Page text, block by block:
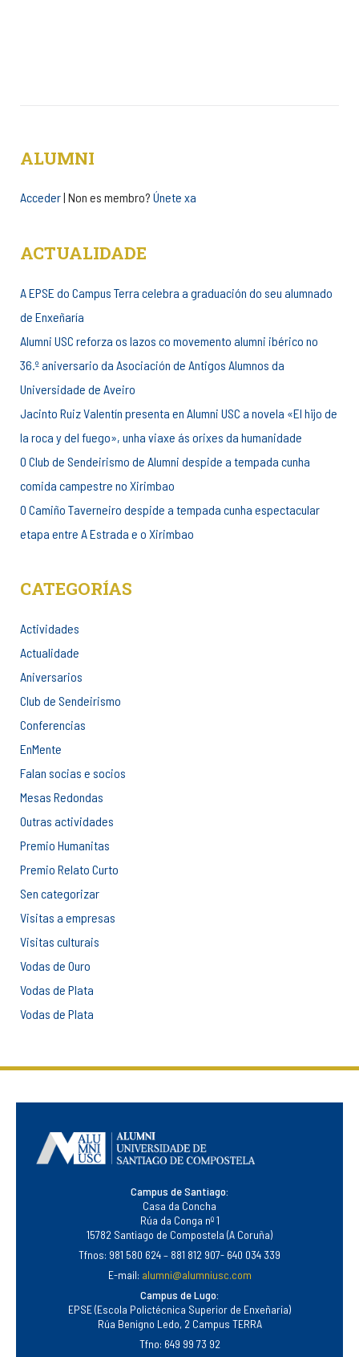
ALUMNI
Acceder| Non es membro? Únete xa
ACTUALIDADE
A EPSE do Campus Terra celebra a graduación do seu alumnado
de Enxeñaría
Alumni USC reforza os lazos co movemento alumni ibérico no
36.º aniversario da Asociación de Antigos Alumnos da
Universidade de Aveiro
Jacinto Ruiz Valentín presenta en Alumni USC a novela «El hijo de
la roca y del fuego», unha viaxe ás orixes da humanidade
O Club de Sendeirismo de Alumni despide a tempada cunha
comida campestre no Xirimbao
O Camiño Taverneiro despide a tempada cunha espectacular
etapa entre A Estrada e o Xirimbao
CATEGORÍAS
Actividades
Actualidade
Aniversarios
Club de Sendeirismo
Conferencias
EnMente
Falan socias e socios
Mesas Redondas
Outras actividades
Premio Humanitas
Premio Relato Curto
Sen categorizar
Visitas a empresas
Visitas culturais
Vodas de Ouro
Vodas de Plata
Vodas de Plata
Campus de Santiago:
Casa da Concha
Rúa da Conga nº 1
15782 Santiago de Compostela (A Coruña)
Tfnos: 981 580 624 – 881 812 907- 640 034 339
E-mail: alumni@alumniusc.com
Campus de Lugo:
EPSE (Escola Polictécnica Superior de Enxeñaría)
Rúa Benigno Ledo, 2 Campus TERRA
Tfno: 649 99 73 92